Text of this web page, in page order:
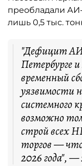
преобладали АИ-
лишь 0,5 тыс.
"Дефицит
Петербурге
временный
уязвимости
системного
возможно
строй всех
торгов —
2026 года",